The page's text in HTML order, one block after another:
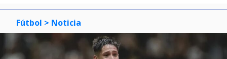
Fútbol > Noticia